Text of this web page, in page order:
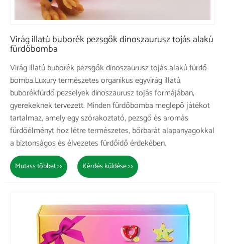
Virág illatú buborék pezsgők dinoszaurusz tojás alakú
fürdőbomba
Virág illatú buborék pezsgők dinoszaurusz tojás alakú fürdő
bomba.Luxury természetes organikus egyvirág illatú
buborékfürdő pezselyek dinoszaurusz tojás formájában,
gyerekeknek tervezett. Minden fürdőbomba meglepő játékot
tartalmaz, amely egy szórakoztató, pezsgő és aromás
fürdőélményt hoz létre természetes, bőrbarát alapanyagokkal
a biztonságos és élvezetes fürdőidő érdekében.
Mutass többet >> Kérdés küldése >>